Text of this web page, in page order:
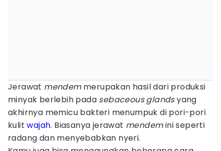
Jerawat mendemmerupakan hasil dari produksi
minyak berlebih pada sebaceous glandsyang
akhirnya memicu bakteri menumpuk di pori-pori
kulitwajah. Biasanya jerawat mendemini seperti
radang dan menyebabkan nyeri.